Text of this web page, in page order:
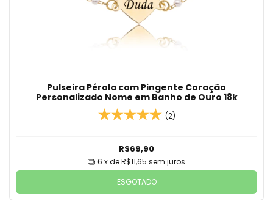
Pulseira Pérola com Pingente Coração
Personalizado Nome em Banho de Ouro 18k
(2)
R$69,90
6 x deR$11,65 sem juros
ESGOTADO